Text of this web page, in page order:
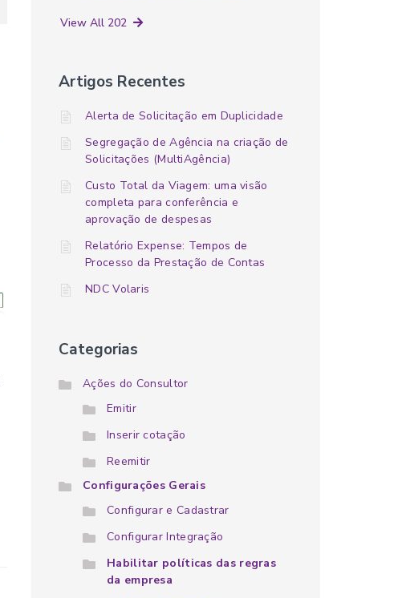
View All 202
Artigos Recentes
Alerta de Solicitação em Duplicidade
Segregação de Agência na criação de
Solicitações (MultiAgência)
Custo Total da Viagem: uma visão
completa para conferência e
aprovação de despesas
Relatório Expense: Tempos de
Processo da Prestação de Contas
NDC Volaris
Categorias
Ações do Consultor
Emitir
Inserir cotação
Reemitir
Configurações Gerais
Configurar e Cadastrar
Configurar Integração
Habilitar políticas das regras
da empresa